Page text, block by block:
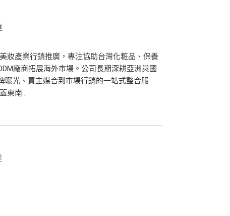
妝產業行銷推廣，專注協助台灣化粧品、保養
廠商拓展海外市場。公司長期深耕亞洲與國
曝光、買主媒合到市場行銷的一站式整合服
東南...